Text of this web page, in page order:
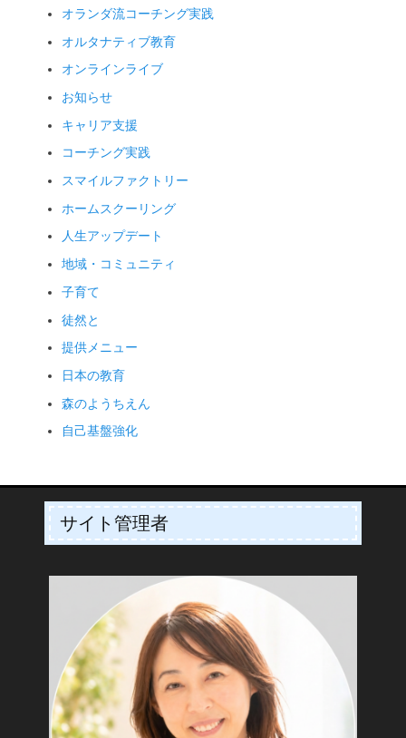
オランダ流コーチング実践
オルタナティブ教育
オンラインライブ
お知らせ
キャリア支援
コーチング実践
スマイルファクトリー
ホームスクーリング
人生アップデート
地域・コミュニティ
子育て
徒然と
提供メニュー
日本の教育
森のようちえん
自己基盤強化
サイト管理者